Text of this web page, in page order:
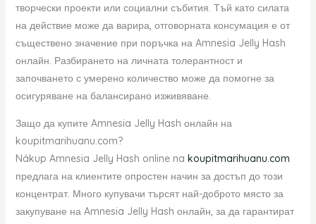
творчески проекти или социални събития. Тъй като силата
на действие може да варира, отговорната консумация е от
съществено значение при поръчка на Amnesia Jelly Hash
онлайн. Разбирането на личната толерантност и
започването с умерено количество може да помогне за
осигуряване на балансирано изживяване.
Защо да купите Amnesia Jelly Hash онлайн на
koupitmarihuanu.com?
Nákup Amnesia Jelly Hash online na koupitmarihuanu.com
предлага на клиентите опростен начин за достъп до този
концентрат. Много купувачи търсят най-доброто място за
закупуване на Amnesia Jelly Hash онлайн, за да гарантират